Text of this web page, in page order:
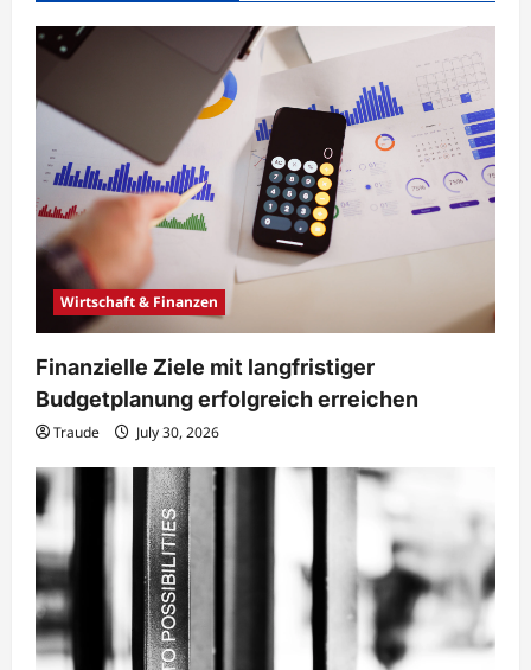
Wirtschaft & Finanzen
Finanzielle Ziele mit langfristiger
Budgetplanung erfolgreich erreichen
Traude July 30, 2026